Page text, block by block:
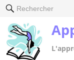
Rechercher